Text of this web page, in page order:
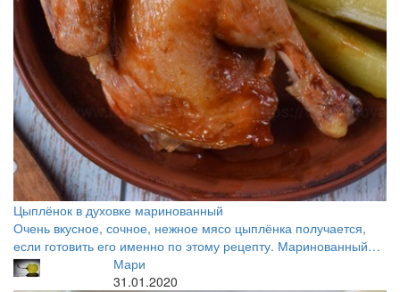
Цыплёнок в духовке маринованный
Очень вкусное, сочное, нежное мясо цыплёнка получается,
если готовить его именно по этому рецепту. Маринованный…
Мари
31.01.2020